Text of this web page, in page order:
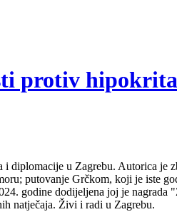
protiv
diplomacije u Zagrebu. Autorica
putovanje Grčkom, koji je iste
godine dodijeljena joj je
natječaja. Živi i radi u Zagrebu.